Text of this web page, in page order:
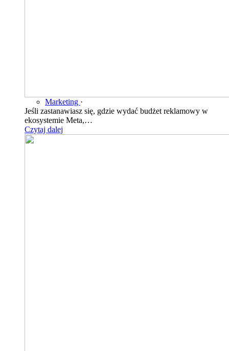
Marketing ·
Jeśli zastanawiasz się, gdzie wydać budżet reklamowy w
ekosystemie Meta,…
Czytaj dalej